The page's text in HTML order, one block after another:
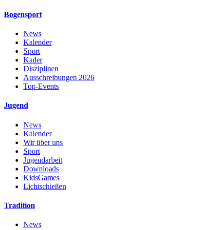
Bogensport
News
Kalender
Sport
Kader
Disziplinen
Ausschreibungen 2026
Top-Events
Jugend
News
Kalender
Wir über uns
Sport
Jugendarbeit
Downloads
KidsGames
Lichtschießen
Tradition
News